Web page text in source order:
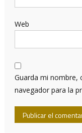
Web
Guarda mi nombre,
navegador para la